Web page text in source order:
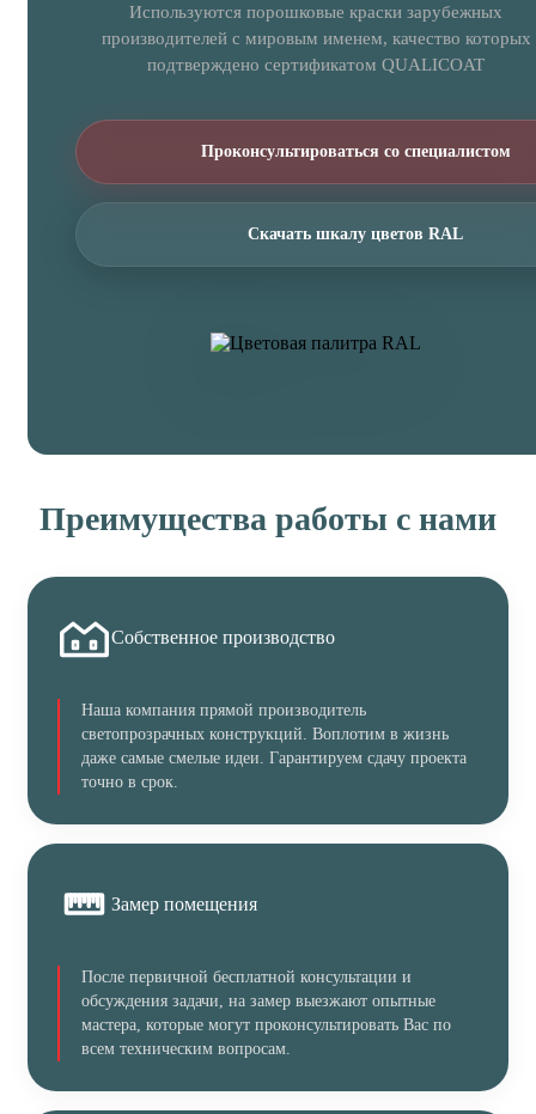
Используются порошковые краски зарубежных
производителей с мировым именем, качество которых
подтверждено сертификатом QUALICOAT
Проконсультироваться со специалистом
Скачать шкалу цветов RAL
Преимущества работы с нами
Собственное производство
Наша компания прямой производитель
светопрозрачных конструкций. Воплотим в жизнь
даже самые смелые идеи. Гарантируем сдачу проекта
точно в срок.
Замер помещения
После первичной бесплатной консультации и
обсуждения задачи, на замер выезжают опытные
мастера, которые могут проконсультировать Вас по
всем техническим вопросам.